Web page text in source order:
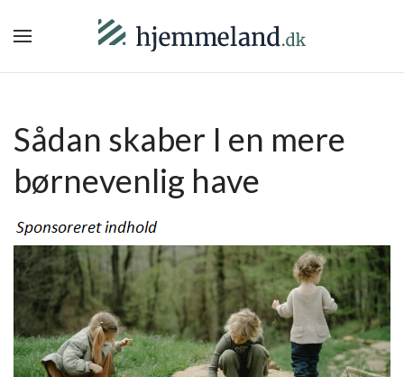
Sådan skaber I en mere
børnevenlig have